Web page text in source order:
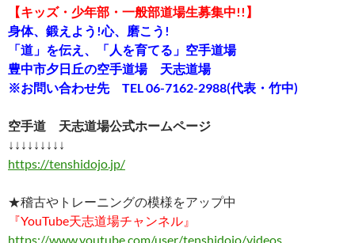
【キッズ・少年部・一般部道場生募集中!!】
身体、鍛えよう!心、磨こう!
「道」を伝え、「人を育てる」空手道場
豊中市夕日丘の空手道場 天志道場
※お問い合わせ先 TEL 06-7162-2988(代表・竹中)
空手道 天志道場公式ホームページ
↓↓↓↓↓↓↓↓↓
https://tenshidojo.jp/
★稽古やトレーニングの模様をアップ中
『YouTube天志道場チャンネル』
https://www.youtube.com/user/tenshidojo/videos